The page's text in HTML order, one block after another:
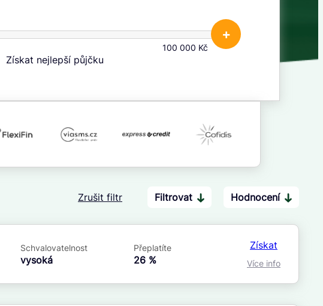
+
100 000 Kč
Získat nejlepší půjčku
Zrušit filtr Filtrovat
Hodnocení
Schvalovatelnost
vysoká
Přeplatíte
26 %
Získat
Více info